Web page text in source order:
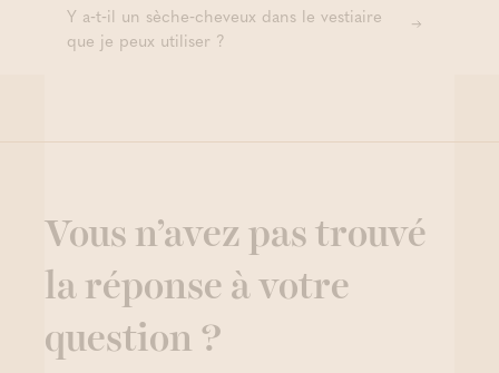
Y a‑t‑il un sèche‑cheveux dans le vestiaire
que je peux utiliser ?
Vous n’avez pas trouvé
la réponse à votre
question ?